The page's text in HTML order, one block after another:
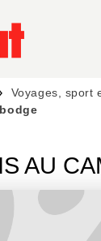
Voyages, sport
AU